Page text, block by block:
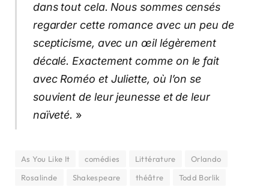
dans tout cela. Nous sommes censés
regarder cette romance avec un peu de
scepticisme, avec un œil légèrement
décalé. Exactement comme on le fait
avec Roméo et Juliette, où l’on se
souvient de leur jeunesse et de leur
naïveté. »
As You Like It comédies Littérature
Orlando
Rosalinde
Shakespeare théâtre Todd Borlik